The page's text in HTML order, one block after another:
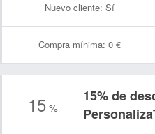
Nuevo cliente: Sí
Compra mínima: 0 €
15 %
15% de